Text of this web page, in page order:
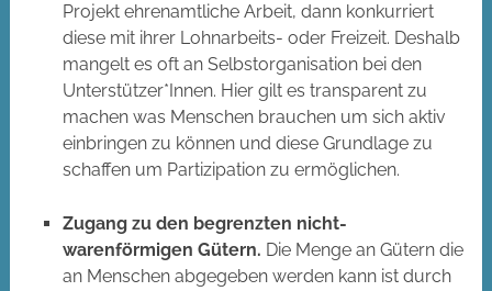
Projekt ehrenamtliche Arbeit, dann konkurriert
diese mit ihrer Lohnarbeits- oder Freizeit. Deshalb
mangelt es oft an Selbstorganisation bei den
Unterstützer*Innen. Hier gilt es transparent zu
machen was Menschen brauchen um sich aktiv
einbringen zu können und diese Grundlage zu
schaffen um Partizipation zu ermöglichen.
Zugang zu den begrenzten nicht-
warenförmigen Gütern. Die Menge an Gütern die
an Menschen abgegeben werden kann ist durch